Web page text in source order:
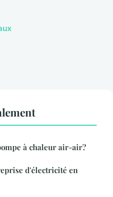
à chaleur air-air?
d'électricité en